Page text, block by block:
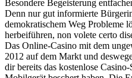
Besondere Begeisterung
Denn nur gut informierte
demokratischem Weg Probleme
herbeiführen, non volete certo
Das Online-Casino mit dem
2012 auf dem Markt und
dir bereits das kostenlose